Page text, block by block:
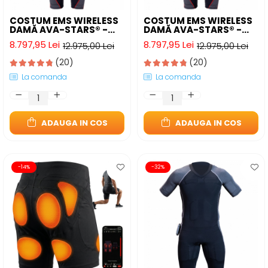
COSTUM EMS WIRELESS
DAMĂ AVA-STARS® -
ANTRENAMENT FULL-
BODY ACASĂ12.975,00 Lei
8.797,95 Lei
(20)
La comanda
ADAUGA IN COS
COSTUM EMS WIRELESS
DAMĂ AVA-STARS® -
ANTRENAMENT FULL-
BODY ACASĂ12.975,00 Lei
8.797,95 Lei
(20)
La comanda
ADAUGA IN COS
-14% -32%